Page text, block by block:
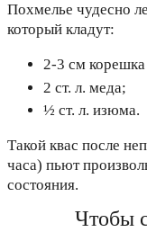
Похмелье чудесно
который кладут:
2-3 см
2 ст. л. меда;
½ ст. л. изюма.
Такой квас после
часа) пьют
состояния.
Чтобы